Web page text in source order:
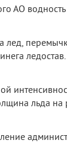
АО водность
льда на